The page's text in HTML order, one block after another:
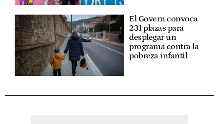
El Govern convoca
231 plazas para
desplegar un
programa contra la
pobreza infantil